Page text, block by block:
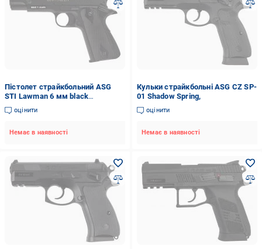
Пістолет страйкбольний ASG
STI Lawman 6 мм black
2370.43.44
оцінити
Немає в наявності
Кульки страйкбольні ASG CZ SP-
01 Shadow Spring,
оцінити
Немає в наявності